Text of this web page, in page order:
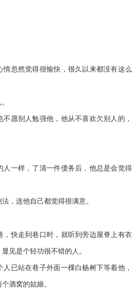
忽然觉得很愉快，很久以来都没有这么
愿别人勉强他，他从不喜欢欠别人的，
一样，了清一件债务后，他总是会觉得
连他自己都觉得很满意。
快走到巷口时，就听到旁边屋脊上有衣
见是个轻功很不错的人。
已站在巷子外面一棵白杨树下等着他，
酒窝的姑娘。